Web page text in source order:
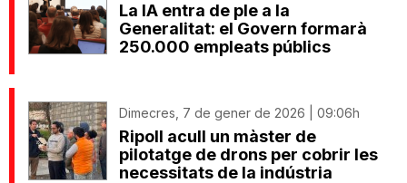
La IA entra de ple a la
Generalitat: el Govern formarà
250.000 empleats públics
Dimecres, 7 de gener de 2026 | 09:06h
Ripoll acull un màster de
pilotatge de drons per cobrir les
necessitats de la indústria